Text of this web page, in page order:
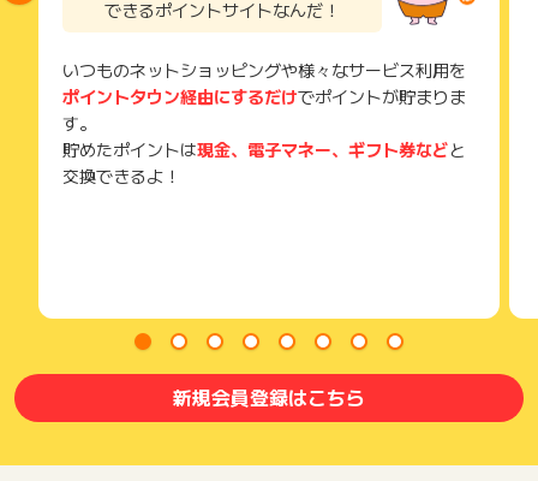
できるポイントサイトなんだ！
いつものネットショッピングや様々なサービス利用を
ポイントタウン経由にするだけでポイントが貯まりま
す。
貯めたポイントは現金、電子マネー、ギフト券などと
交換できるよ！
新規会員登録はこちら